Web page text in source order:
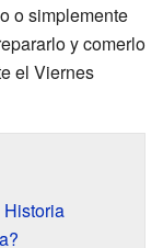
o simplemente
y comerlo
el Viernes